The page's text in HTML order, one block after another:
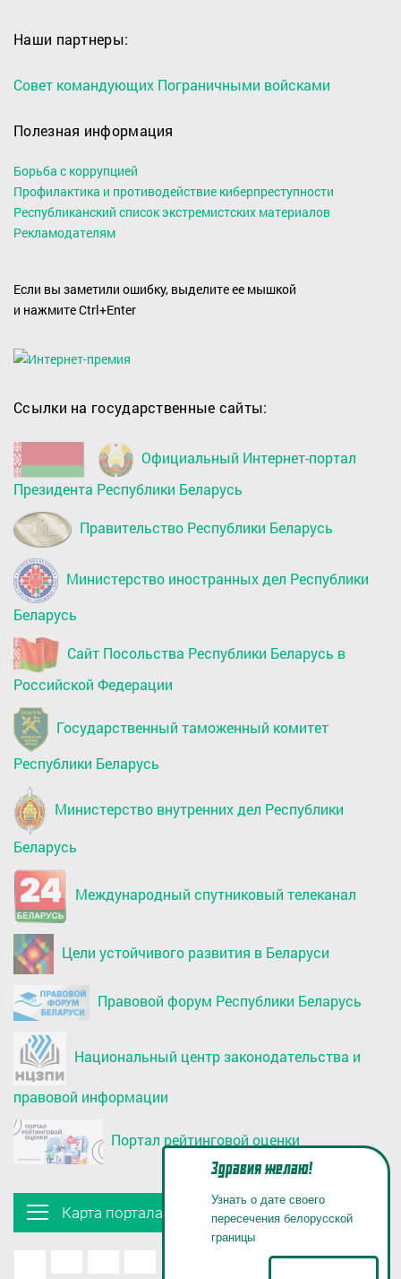
Наши партнеры:
Совет командующих Пограничными войсками
Полезная информация
Борьба с коррупцией
Профилактика и противодействие киберпреступности
Республиканский список экстремистских материалов
Рекламодателям
Если вы заметили ошибку, выделите ее мышкой
и нажмите Ctrl+Enter
Ссылки на государственные сайты:
Официальный Интернет-портал
Президента Республики Беларусь
Правительство Республики Беларусь
Министерство иностранных дел Республики
Беларусь
Сайт Посольства Республики Беларусь в
Российской Федерации
Государственный таможенный комитет
Республики Беларусь
Министерство внутренних дел Республики
Беларусь
Международный спутниковый телеканал
Цели устойчивого развития в Беларуси
Правовой форум Республики Беларусь
Национальный центр законодательства и
правовой информации
Портал рейтинговой оценки
Карта портала
Здравия желаю!
Узнать о дате своего
пересечения белорусской
границы